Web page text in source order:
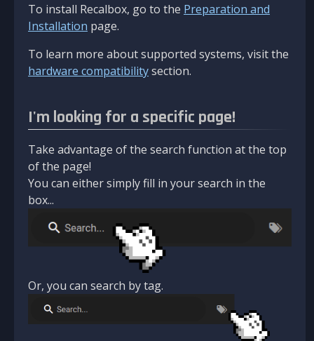
To install Recalbox, go to the Preparation and
Installation page.
To learn more about supported systems, visit the
hardware compatibilitysection.
I'm looking for a specific page!
Take advantage of the search function at the top
of the page!
You can either simply fill in your search in the
box...
Or, you can search by tag.